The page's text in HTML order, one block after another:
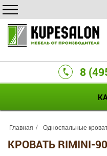
8
Главная Односпальные
КРОВАТЬ RIMINI-90